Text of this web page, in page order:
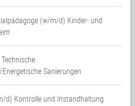
(w/m/d) Kinder- und
Sanierungen
d) Kontrolle und Instandhaltung